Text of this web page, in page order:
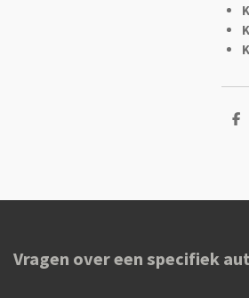
D
Vragen over een specifiek